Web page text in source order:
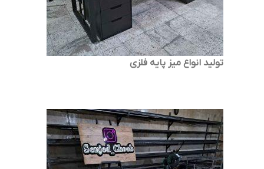
تولید انواع میز پایه فلزی